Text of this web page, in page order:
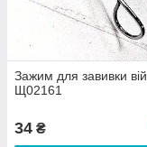
Зажим для завивки вій
Щ02161
34 ₴